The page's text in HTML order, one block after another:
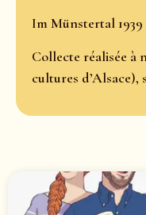
Im Münstertal
Collecte réalisée à
cultures d’Alsace),